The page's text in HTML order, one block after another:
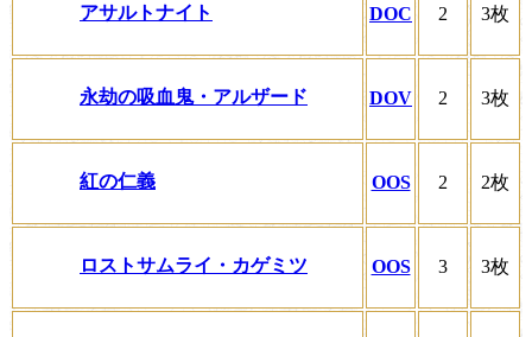
アサルトナイト DOC 2 3枚
永劫の吸血鬼・アルザード DOV 2 3枚
紅の仁義 OOS 2 2枚
ロストサムライ・カゲミツ OOS 3 3枚